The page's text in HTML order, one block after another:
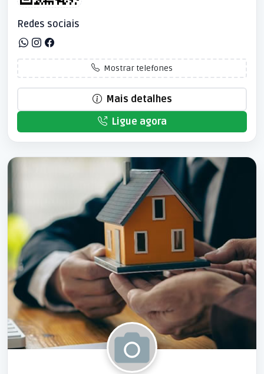
Redes sociais
Mostrar telefones
Mais detalhes
Ligue agora